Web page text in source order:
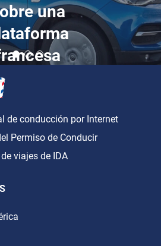
una
de conducción por Internet
Permiso de Conducir
viajes de IDA